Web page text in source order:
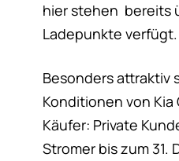
hier stehen bereits
Ladepunkte verfügt.
Besonders attraktiv
Konditionen von Kia
Käufer: Private
Stromer bis zum 31.